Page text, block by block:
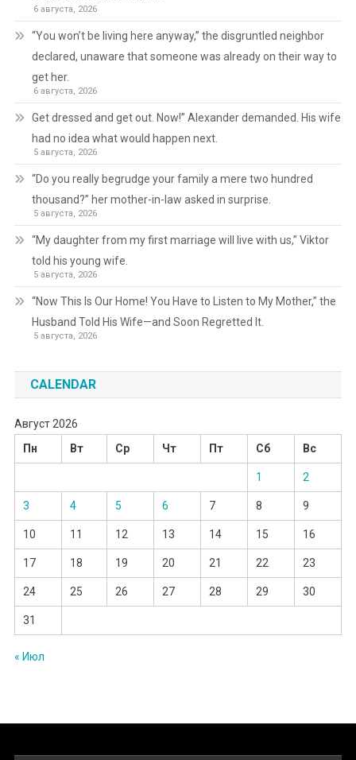
6 августа, 2026
“You won’t be living here anyway,” the disgruntled neighbor
declared, unaware that someone was already on their way to
get her.
6 августа, 2026
Get dressed and get out. Now!” Alexander demanded. His wife
had no idea what would happen next.
5 августа, 2026
“Do you really begrudge your family a mere two hundred
thousand?” her mother-in-law asked in surprise.
5 августа, 2026
“My daughter from my first marriage will live with us,” Viktor
told his young wife.
5 августа, 2026
“Now This Is Our Home! You Have to Listen to My Mother,” the
Husband Told His Wife—and Soon Regretted It.
5 августа, 2026
CALENDAR
Август 2026
Пн
Вт Ср Чт Пт Сб Вс
1 2
3 4 5 6 7 8 9
10 11 12 13 14 15 16
17 18 19 20 21 22 23
24 25 26 27 28 29 30
31
« Июл